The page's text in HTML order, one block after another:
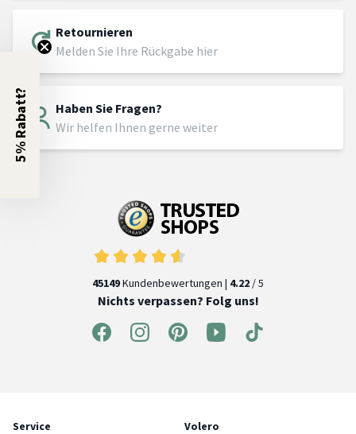
Retournieren
Melden Sie Ihre Rückgabe hier
Haben Sie Fragen?
Wir helfen Ihnen gerne weiter
45149Kundenbewertungen | 4.22 / 5
Nichts verpassen? Folg uns!
Service Volero
5% Rabatt?